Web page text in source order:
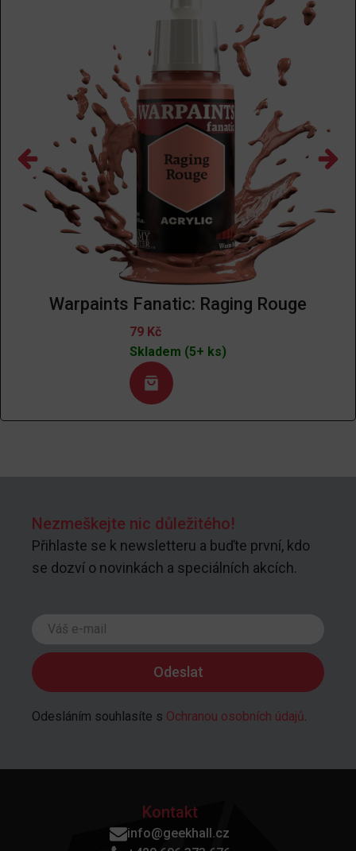
Warpaints Fanatic: Raging Rouge
79 Kč
Skladem (5+ ks)
Nezmeškejte nic důležitého!
Přihlaste se k newsletteru a buďte první, kdo
se dozví o novinkách a speciálních akcích.
Odesláním souhlasíte s Ochranou osobních údajů.
Kontakt
info@geekhall.cz